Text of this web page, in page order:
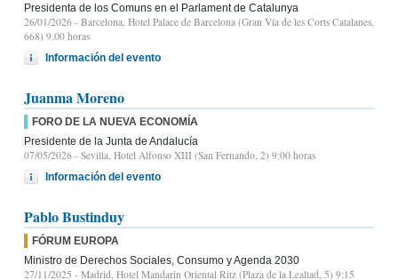
Presidenta de los Comuns en el Parlament de Catalunya
26/01/2026 - Barcelona, Hotel Palace de Barcelona (Gran Vía de les Corts Catalanes,
668) 9.00 horas
Información del evento
Juanma Moreno
FORO DE LA NUEVA ECONOMÍA
Presidente de la Junta de Andalucía
07/05/2026 - Sevilla, Hotel Alfonso XIII (San Fernando, 2) 9:00 horas
Información del evento
Pablo Bustinduy
FÓRUM EUROPA
Ministro de Derechos Sociales, Consumo y Agenda 2030
27/11/2025 - Madrid, Hotel Mandarin Oriental Ritz (Plaza de la Lealtad, 5) 9:15